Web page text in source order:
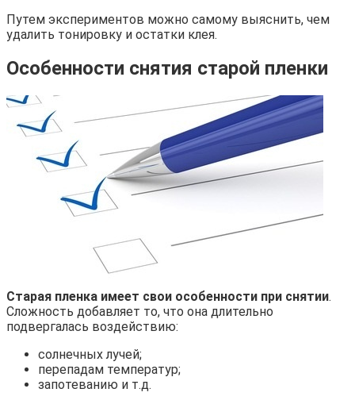
Путем экспериментов можно самому выяснить, чем
удалить тонировку и остатки клея.
Особенности снятия старой пленки
Старая пленка имеет свои особенности при снятии.
Сложность добавляет то, что она длительно
подвергалась воздействию:
солнечных лучей;
перепадам температур;
запотеванию и т.д.